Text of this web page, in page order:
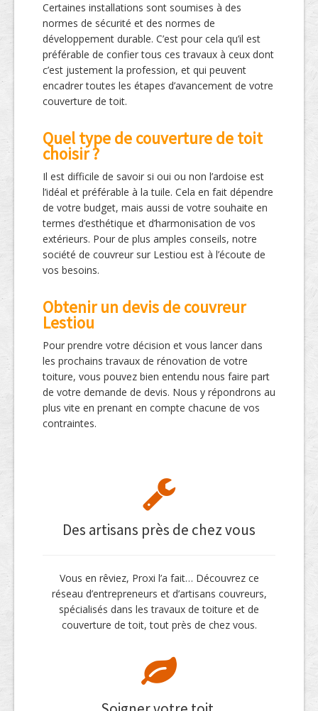
Certaines installations sont soumises à des
normes de sécurité et des normes de
développement durable. C’est pour cela qu’il est
préférable de confier tous ces travaux à ceux dont
c’est justement la profession, et qui peuvent
encadrer toutes les étapes d’avancement de votre
couverture de toit.
Quel type de couverture de toit
choisir ?
Il est difficile de savoir si oui ou non l’ardoise est
l’idéal et préférable à la tuile. Cela en fait dépendre
de votre budget, mais aussi de votre souhaite en
termes d’esthétique et d’harmonisation de vos
extérieurs. Pour de plus amples conseils, notre
société de couvreur sur Lestiou est à l’écoute de
vos besoins.
Obtenir un devis de couvreur
Lestiou
Pour prendre votre décision et vous lancer dans
les prochains travaux de rénovation de votre
toiture, vous pouvez bien entendu nous faire part
de votre demande de devis. Nous y répondrons au
plus vite en prenant en compte chacune de vos
contraintes.
Des artisans près de chez vous
Vous en rêviez, Proxi l’a fait… Découvrez ce
réseau d’entrepreneurs et d’artisans couvreurs,
spécialisés dans les travaux de toiture et de
couverture de toit, tout près de chez vous.